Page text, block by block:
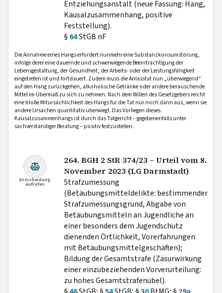
Entziehungsanstalt (neue Fassung: Hang,
Kausalzusammenhang, positive
Feststellung).
§ 64StGB nF
Die Annahme eines Hangs erfordert nunmehr eine Substanzkonsumstörung,
infolge derer eine dauernde und schwerwiegende Beeinträchtigung der
Lebensgestaltung, der Gesundheit, der Arbeits- oder der Leistungsfähigkeit
eingetreten ist und fortdauert. Zudem muss die Anlasstat nun „überwiegend“
auf den Hang zurückgehen, alkoholische Getränke oder andere berauschende
Mittel im Übermaß zu sich zu nehmen. Nach dem Willen des Gesetzgebers reicht
eine bloße Mitursächlichkeit des Hangs für die Tat nur noch dann aus, wenn sie
andere Ursachen quantitativ überwiegt. Das Vorliegen dieses
Kausalzusammenhangs ist durch das Tatgericht – gegebenenfalls unter
sachverständiger Beratung – positiv festzustellen.
Entscheidung
aufrufen
264. BGH 2 StR 374/23 – Urteil vom 8.
November 2023 (LG Darmstadt)
Strafzumessung
(Betäubungsmitteldelikte: bestimmender
Strafzumessungsgrund, Abgabe von
Betäubungsmitteln an Jugendliche an
einer besonders dem Jugendschutz
dienenden Örtlichkeit, Vorerfahrungen
mit Betäubungsmittelgeschäften);
Bildung der Gesamtstrafe (Zäsurwirkung
einer einzubeziehenden Vorverurteilung:
zu hohes Gesamtstrafenübel).